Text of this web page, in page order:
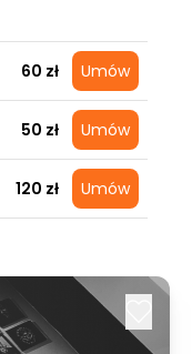
60 zł Umów
50 zł Umów
120 zł Umów